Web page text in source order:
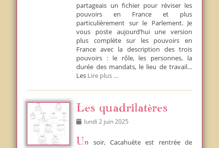
partageais un fichier pour réviser les
pouvoirs en France et plus
particulièrement sur le Parlement. Je
vous poste aujourd’hui une version
plus complète sur les pouvoirs en
France avec la description des trois
pouvoirs : le rôle, les personnes, la
durée des mandats, le lieu de travail…
Les Lire plus …
Les quadrilatères
Postedlundi 2 juin 2025
Un soir, Cacahuète est rentrée de